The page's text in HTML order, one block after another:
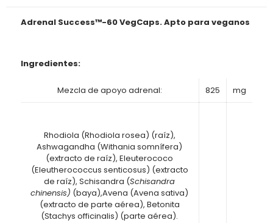
Adrenal Success™-60 VegCaps. Apto para veganos
Ingredientes:
Mezcla de apoyo adrenal: 825 mg
Rhodiola (Rhodiola rosea) (raíz),
Ashwagandha (Withania somnífera)
(extracto de raíz), Eleuterococo
(Eleutherococcus senticosus) (extracto
de raíz), Schisandra (Schisandra
chinensis) (baya),Avena (Avena sativa)
(extracto de parte aérea), Betonita
(Stachys officinalis) (parte aérea).